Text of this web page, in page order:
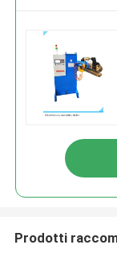
Prodotti